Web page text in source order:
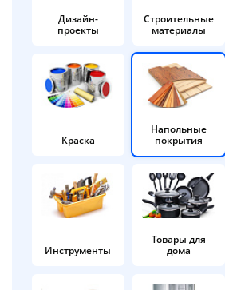
Дизайн-
проекты
Строительные
материалы
Краска
Напольные
покрытия
Инструменты
Товары для
дома
График платежей
Сегодня
%
в корзину
Оплачивайте сегодня только
25% картой любого банка